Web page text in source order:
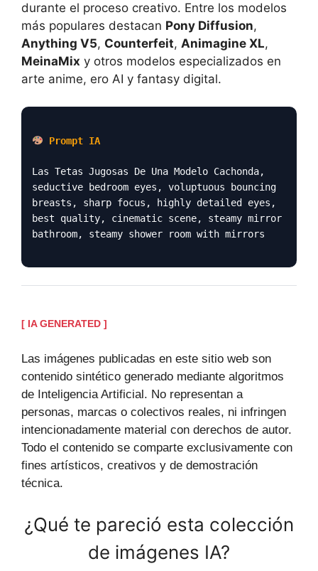
durante el proceso creativo. Entre los modelos
más populares destacan Pony Diffusion,
Anything V5, Counterfeit, Animagine XL,
MeinaMix y otros modelos especializados en
arte anime, ero AI y fantasy digital.
Prompt IA
Las Tetas Jugosas De Una Modelo Cachonda,
seductive bedroom eyes, voluptuous bouncing
breasts, sharp focus, highly detailed eyes,
best quality, cinematic scene, steamy mirror
bathroom, steamy shower room with mirrors
[ IA GENERATED ]
Las imágenes publicadas en este sitio web son
contenido sintético generado mediante algoritmos
de Inteligencia Artificial. No representan a
personas, marcas o colectivos reales, ni infringen
intencionadamente material con derechos de autor.
Todo el contenido se comparte exclusivamente con
fines artísticos, creativos y de demostración
técnica.
¿Qué te pareció esta colección
de imágenes IA?